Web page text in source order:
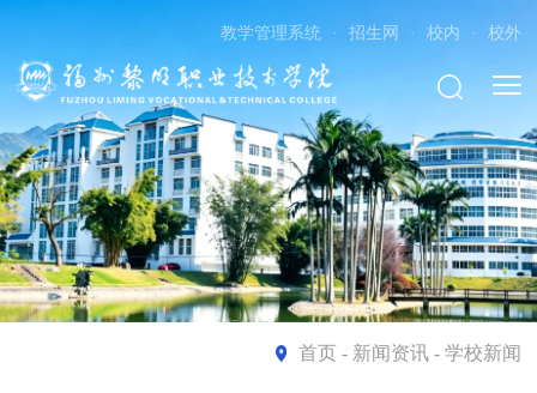
教学管理系统 · 招生网 · 校内 · 校外
首页- 新闻资讯 - 学校新闻